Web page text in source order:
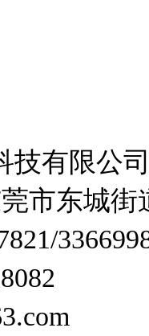
技有限公
市东城街